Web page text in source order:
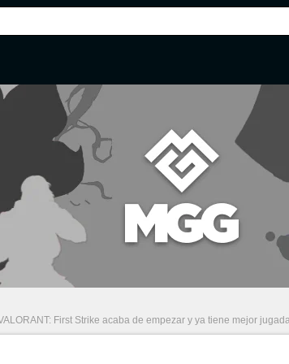
First Strike acaba de empezar y ya tiene mejor jugada. Ninja con los cinco rivales